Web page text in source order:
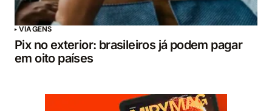
VIAGENS
Pix no exterior: brasileiros já podem pagar
em oito países